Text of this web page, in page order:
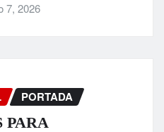
7, 2026
PORTADA
PARA